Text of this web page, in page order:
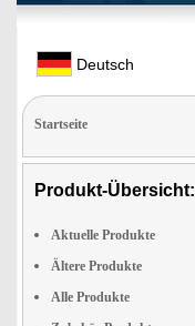
Deutsch
Startseite
Produkt-Übersicht:
Aktuelle Produkte
Ältere Produkte
Alle Produkte